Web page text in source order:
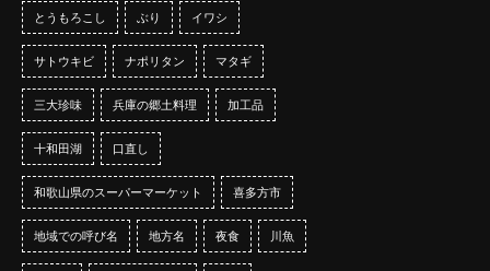
とうもろこし ぶり イワシ
サトウキビ ナポリタン マタギ
三大珍味 兵庫の郷土料理 加工品
十和田湖 口直し
和歌山県のスーパーマーケット 喜多方市
地域での呼び名 地方名 夜食 川魚